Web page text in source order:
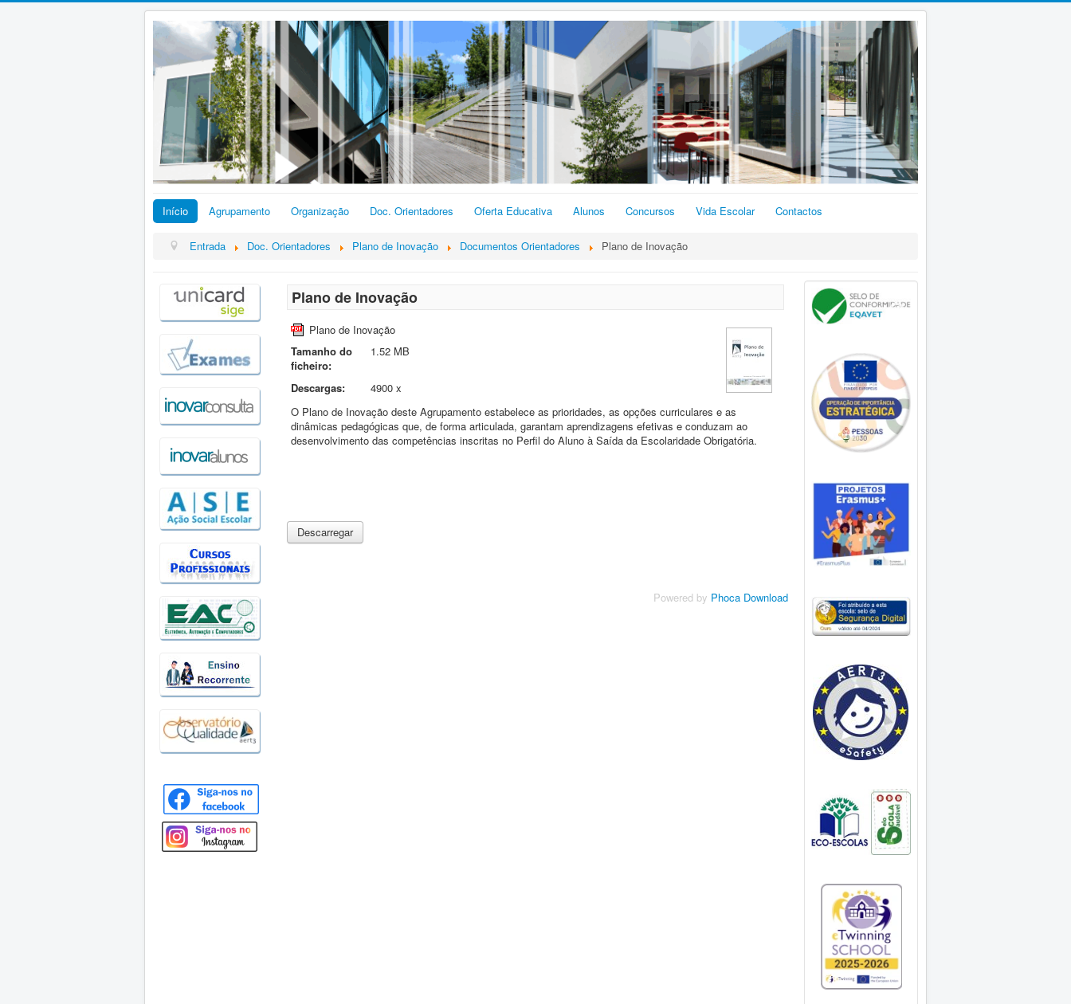
Início Agrupamento Organização Doc. Orientadores Oferta Educativa Alunos Concursos Vida Escolar Contactos
Entrada Doc. Orientadores Plano de Inovação Documentos Orientadores Plano de Inovação
Plano de Inovação
Plano de Inovação
Tamanho do
ficheiro:
1.52 MB
Descargas:
4900 x
O Plano de Inovação deste Agrupamento estabelece as prioridades, as opções curriculares e as
dinâmicas pedagógicas que, de forma articulada, garantam aprendizagens efetivas e conduzam ao
desenvolvimento das competências inscritas no Perfil do Aluno à Saída da Escolaridade Obrigatória.
Powered by Phoca Download